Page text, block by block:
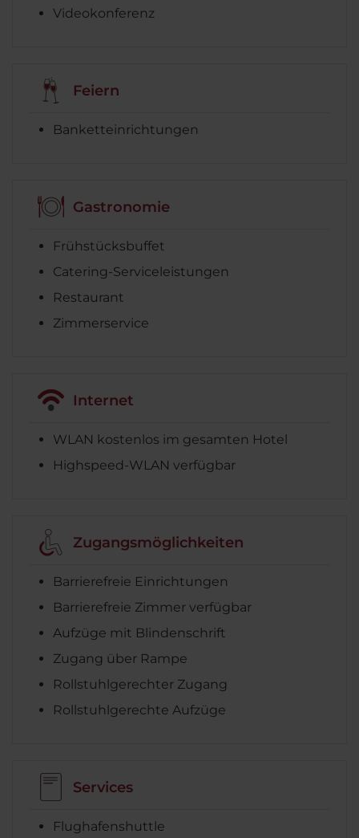
Videokonferenz
Feiern
Banketteinrichtungen
Gastronomie
Frühstücksbuffet
Catering-Serviceleistungen
Restaurant
Zimmerservice
Internet
WLAN kostenlos im gesamten Hotel
Highspeed-WLAN verfügbar
Zugangsmöglichkeiten
Barrierefreie Einrichtungen
Barrierefreie Zimmer verfügbar
Aufzüge mit Blindenschrift
Zugang über Rampe
Rollstuhlgerechter Zugang
Rollstuhlgerechte Aufzüge
Services
Flughafenshuttle